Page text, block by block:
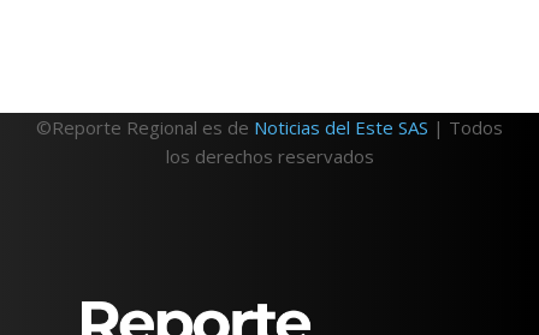
©Reporte Regional es de Noticias del Este SAS | Todos
los derechos reservados